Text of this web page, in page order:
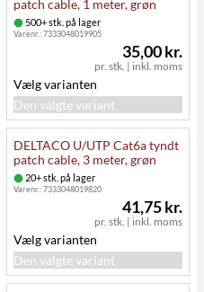
patch cable, 1 meter, grøn
500+ stk. på lager
Varenr.:7333048019905
pr. stk. | inkl. moms
35,00 kr.
Vælg varianten
Den valgte variant
DELTACO U/UTP Cat6a tyndt
patch cable, 3 meter, grøn
20+ stk. på lager
Varenr.:7333048019820
pr. stk. | inkl. moms
41,75 kr.
Vælg varianten
Den valgte variant